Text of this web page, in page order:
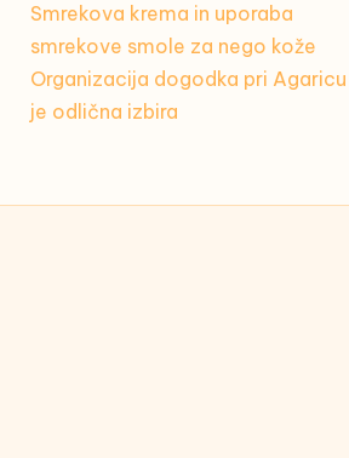
Smrekova krema in uporaba
smrekove smole za nego kože
Organizacija dogodka pri Agaricu
je odlična izbira